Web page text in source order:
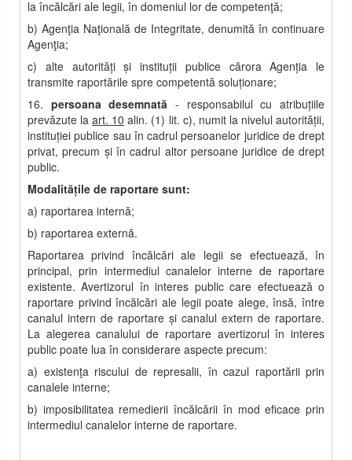
la încălcări ale legii, în domeniul lor de competenţă;
b) Agenţia Naţională de Integritate, denumită în continuare
Agenţia;
c) alte autorităţi şi instituţii publice cărora Agenţia le
transmite raportările spre competentă soluţionare;
16. persoana desemnată - responsabilul cu atribuţiile
prevăzute laart. 10 alin. (1) lit. c), numit la nivelul autorităţii,
instituţiei publice sau în cadrul persoanelor juridice de drept
privat, precum şi în cadrul altor persoane juridice de drept
public.
Modalităţile de raportare sunt:
a) raportarea internă;
b) raportarea externă.
Raportarea privind încălcări ale legii se efectuează, în
principal, prin intermediul canalelor interne de raportare
existente. Avertizorul în interes public care efectuează o
raportare privind încălcări ale legii poate alege, însă, între
canalul intern de raportare şi canalul extern de raportare.
La alegerea canalului de raportare avertizorul în interes
public poate lua în considerare aspecte precum:
a) existenţa riscului de represalii, în cazul raportării prin
canalele interne;
b) imposibilitatea remedierii încălcării în mod eficace prin
intermediul canalelor interne de raportare.